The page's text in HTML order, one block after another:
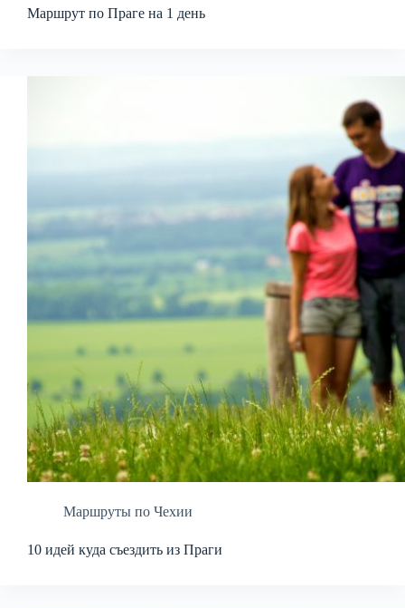
Маршрут по Праге на 1 день
Маршруты по Чехии
10 идей куда съездить из Праги